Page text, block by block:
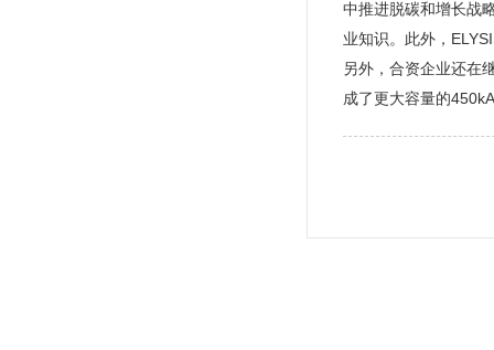
中推进脱碳和增长战
业知识。此外，
另外，合资企业还在
成了更大容量的